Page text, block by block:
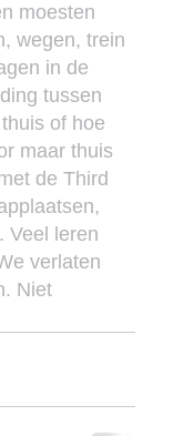
moesten
wegen, trein
in de
tussen
of hoe
maar thuis
de Third
Veel leren
verlaten
Niet